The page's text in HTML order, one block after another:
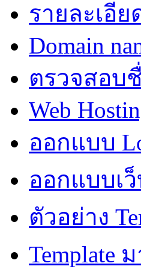
รายละเอีย
Domain
ตรวจสอบชื่
Web
ออกแบบ
ออกแบบเ
ตัวอย่าง
Template